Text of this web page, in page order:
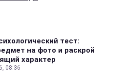
тест:
на фото и раскрой
характер
08:36